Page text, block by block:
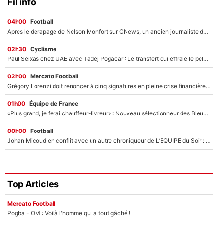
Fil info
04h00 Football
Après le dérapage de Nelson Monfort sur CNews, un ancien journaliste de France Télévisions relance la polémique sur les incendies en Gironde
02h30 Cyclisme
Paul Seixas chez UAE avec Tadej Pogacar : Le transfert qui effraie le peloton, «c’est la pire des choses qui puisse arriver»
02h00 Mercato Football
Grégory Lorenzi doit renoncer à cinq signatures en pleine crise financière : L’IA propose sept noms à l’OM pour un mercato réussi... à seulement 5M€ !
01h00 Équipe de France
«Plus grand, je ferai chauffeur-livreur» : Nouveau sélectionneur des Bleus, Zinédine Zidane s’était imaginé un avenir très différent lorsqu'il était enfant
00h00 Football
Johan Micoud en conflit avec un autre chroniqueur de L’EQUIPE du Soir : «Pendant un moment, je ne les ai pas remis ensemble dans l'émission»
Top Articles
Mercato Football
Pogba - OM : Voilà l'homme qui a tout gâché !